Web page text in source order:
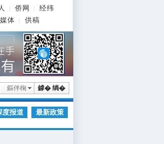
侨网
经纬
体 供稿
鎼� 绱�
鏂伴椈
度报道 最新政策